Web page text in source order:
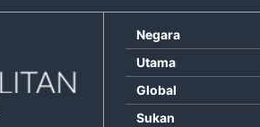
Negara
Utama
Global
Sukan